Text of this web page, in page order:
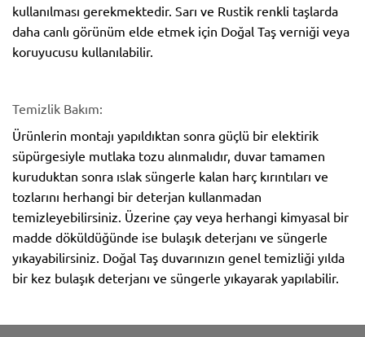
kullanılması gerekmektedir. Sarı ve Rustik renkli taşlarda
daha canlı görünüm elde etmek için Doğal Taş verniği veya
koruyucusu kullanılabilir.
Temizlik Bakım:
Ürünlerin montajı yapıldıktan sonra güçlü bir elektirik
süpürgesiyle mutlaka tozu alınmalıdır, duvar tamamen
kuruduktan sonra ıslak süngerle kalan harç kırıntıları ve
tozlarını herhangi bir deterjan kullanmadan
temizleyebilirsiniz. Üzerine çay veya herhangi kimyasal bir
madde döküldüğünde ise bulaşık deterjanı ve süngerle
yıkayabilirsiniz. Doğal Taş duvarınızın genel temizliği yılda
bir kez bulaşık deterjanı ve süngerle yıkayarak yapılabilir.